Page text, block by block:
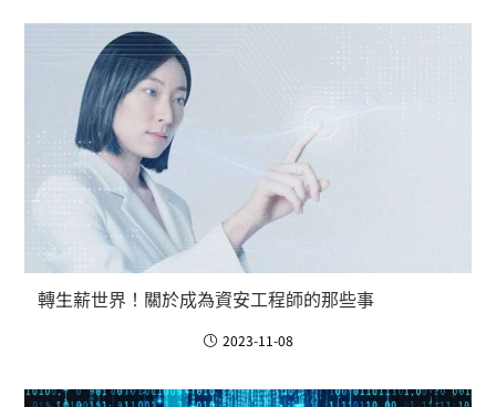
轉生薪世界！關於成為資安工程師的那些事
2023-11-08